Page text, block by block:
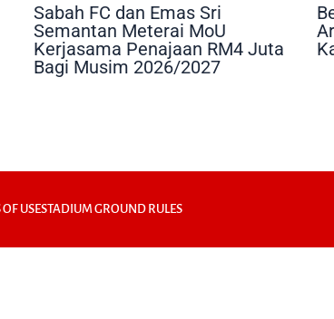
Sabah FC dan Emas Sri
Semantan Meterai MoU
Kerjasama Penajaan RM4 Juta
Bagi Musim 2026/2027
USESTADIUM GROUND RULES